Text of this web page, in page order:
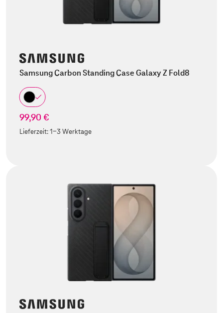
Samsung Carbon Standing Case Galaxy Z Fold8
99,90 €
Lieferzeit:1-3 Werktage